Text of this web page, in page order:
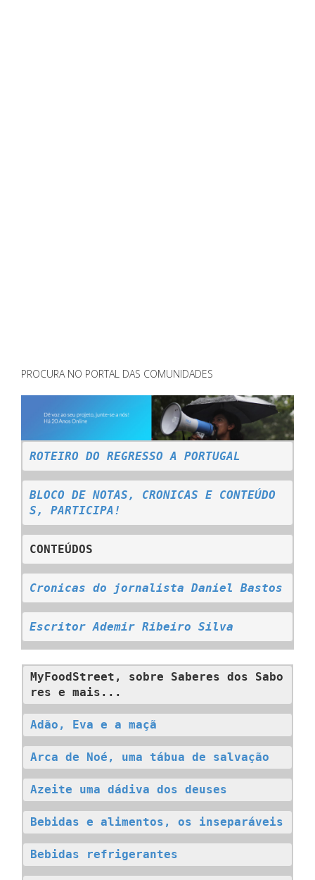
PROCURA NO PORTAL DAS COMUNIDADES
ROTEIRO DO REGRESSO A PORTUGAL
BLOCO DE NOTAS, CRONICAS E CONTEÚDO
S, PARTICIPA!
CONTEÚDOS
Cronicas do jornalista Daniel Bastos
Escritor Ademir Ribeiro Silva
MyFoodStreet, sobre Saberes dos Sabo
res e mais...
Adão, Eva e a maçã
Arca de Noé, uma tábua de salvação
Azeite uma dádiva dos deuses
Bebidas e alimentos, os inseparáveis
Bebidas refrigerantes